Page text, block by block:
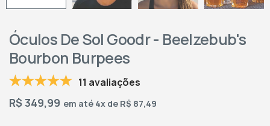
Óculos De Sol Goodr - Beelzebub's
Bourbon Burpees
11 avaliações
R$349,99 em até 4x de R$ 87,49